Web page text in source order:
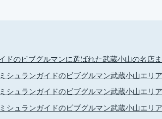
ドのビブグルマンに選ばれた武蔵小山の名店
シュランガイドのビブグルマン武蔵小山エリ
シュランガイドのビブグルマン武蔵小山エリ
シュランガイドのビブグルマン武蔵小山エリ